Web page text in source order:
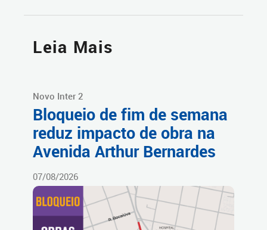
Leia Mais
Novo Inter 2
Bloqueio de fim de semana
reduz impacto de obra na
Avenida Arthur Bernardes
07/08/2026